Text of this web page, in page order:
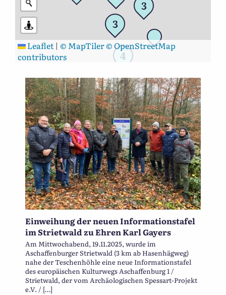
3
4
3
Leaflet | © MapTiler© OpenStreetMap
contributors
Einweihung der neuen Informationstafel
im Strietwald zu Ehren Karl Gayers
Am Mittwochabend, 19.11.2025, wurde im
Aschaffenburger Strietwald (3 km ab Hasenhägweg)
nahe der Teschenhöhle eine neue Informationstafel
des europäischen Kulturwegs Aschaffenburg 1 /
Strietwald, der vom Archäologischen Spessart-Projekt
e.V. / […]